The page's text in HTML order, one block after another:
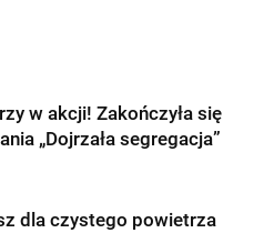
w akcji! Zakończyła się
„Dojrzała segregacja”
dla czystego powietrza